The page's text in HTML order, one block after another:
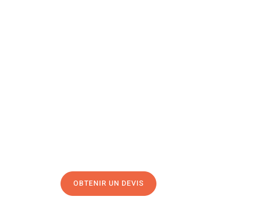
OBTENIR UN DEVIS